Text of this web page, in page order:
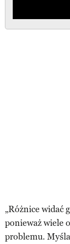
„Różnice widać
ponieważ wiele
problemu.